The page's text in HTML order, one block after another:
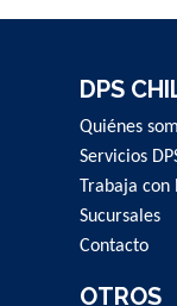
DPS
Quiénes
Servicios
Trabaja con
Sucursales
Contacto
OTROS